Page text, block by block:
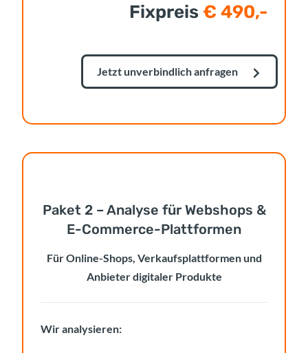
Fixpreis € 490,-
Jetzt unverbindlich anfragen
Paket 2 – Analyse für Webshops &
E-Commerce-Plattformen
Für Online-Shops, Verkaufsplattformen und
Anbieter digitaler Produkte
Wir analysieren: